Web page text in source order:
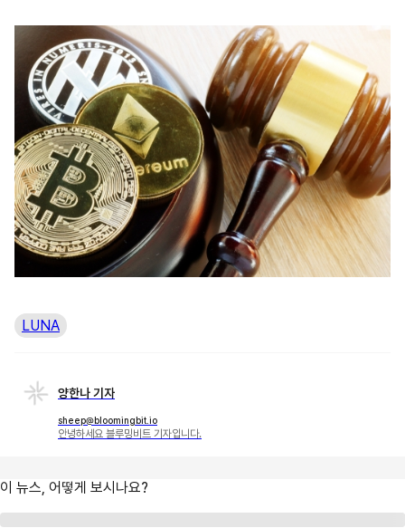
LUNA
양한나 기자
sheep@bloomingbit.io
안녕하세요 블루밍비트 기자입니다.
이 뉴스, 어떻게 보시나요?